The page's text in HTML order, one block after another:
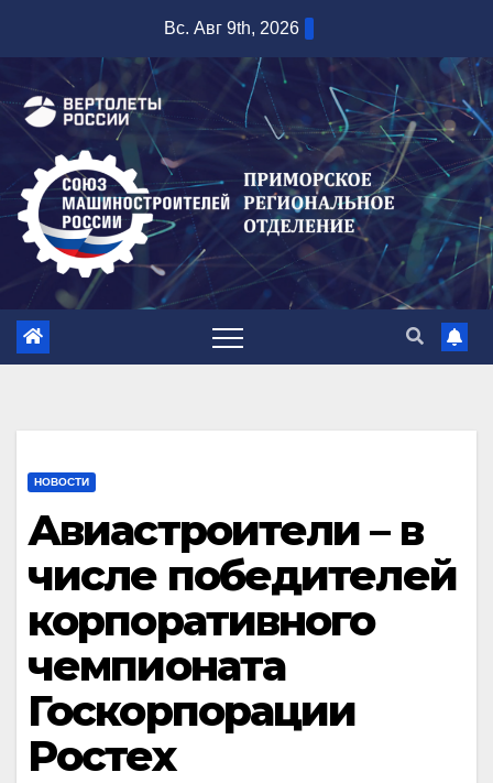
содержимому
Вс. Авг 9th, 2026
НОВОСТИ
Авиастроители – в
числе победителей
корпоративного
чемпионата
Госкорпорации
Ростех